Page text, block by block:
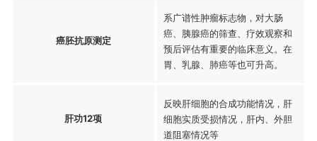
癌胚抗原测定
系广谱性肿瘤标志物，对大肠
癌、胰腺癌的筛查、疗效观察和
预后评估有重要的临床意义。在
胃、乳腺、肺癌等也可升高。
肝功12项
反映肝细胞的合成功能情况，肝
细胞实质受损情况，肝内、外胆
道阻塞情况等